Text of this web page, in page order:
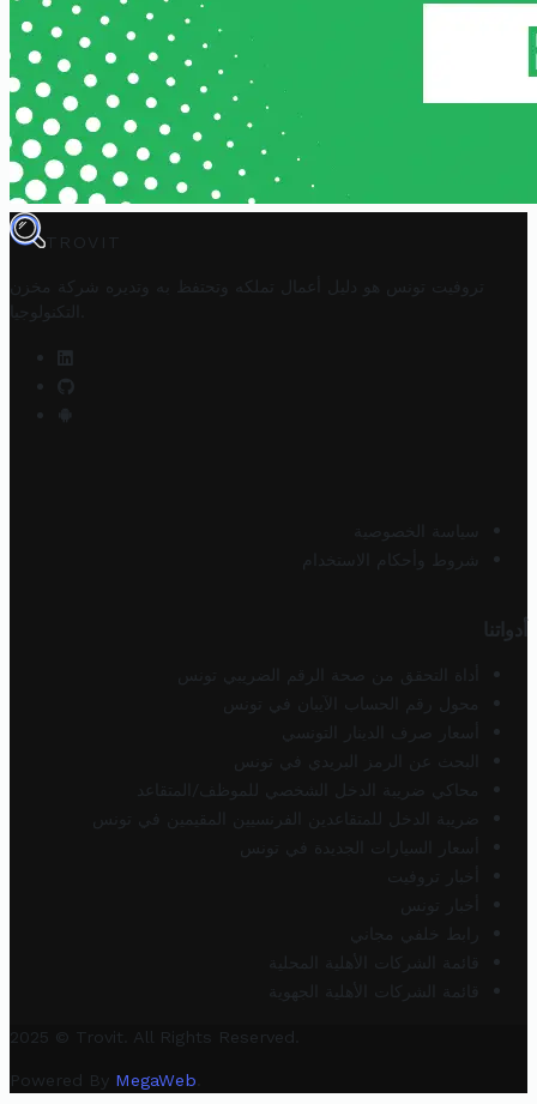
TROVIT
تروفيت تونس هو دليل أعمال تملكه وتحتفظ به وتديره
شركة مخزن
التكنولوجيا
سياسة الخصوصية
شروط وأحكام الاستخدام
أدواتنا
أداة التحقق من صحة الرقم الضريبي تونس
محول رقم الحساب الآيبان في تونس
أسعار صرف الدينار التونسي
البحث عن الرمز البريدي في تونس
محاكي ضريبة الدخل الشخصي للموظف/المتقاعد
ضريبة الدخل للمتقاعدين الفرنسيين المقيمين في تونس
أسعار السيارات الجديدة في تونس
أخبار تروفيت
أخبار تونس
رابط خلفي مجاني
قائمة الشركات الأهلية المحلية
قائمة الشركات الأهلية الجهوية
2025 © Trovit. All Rights Reserved.
Powered By MegaWeb